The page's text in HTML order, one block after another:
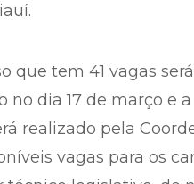
que tem 41 vagas
no dia 17 de março e
realizado pela
vagas para os